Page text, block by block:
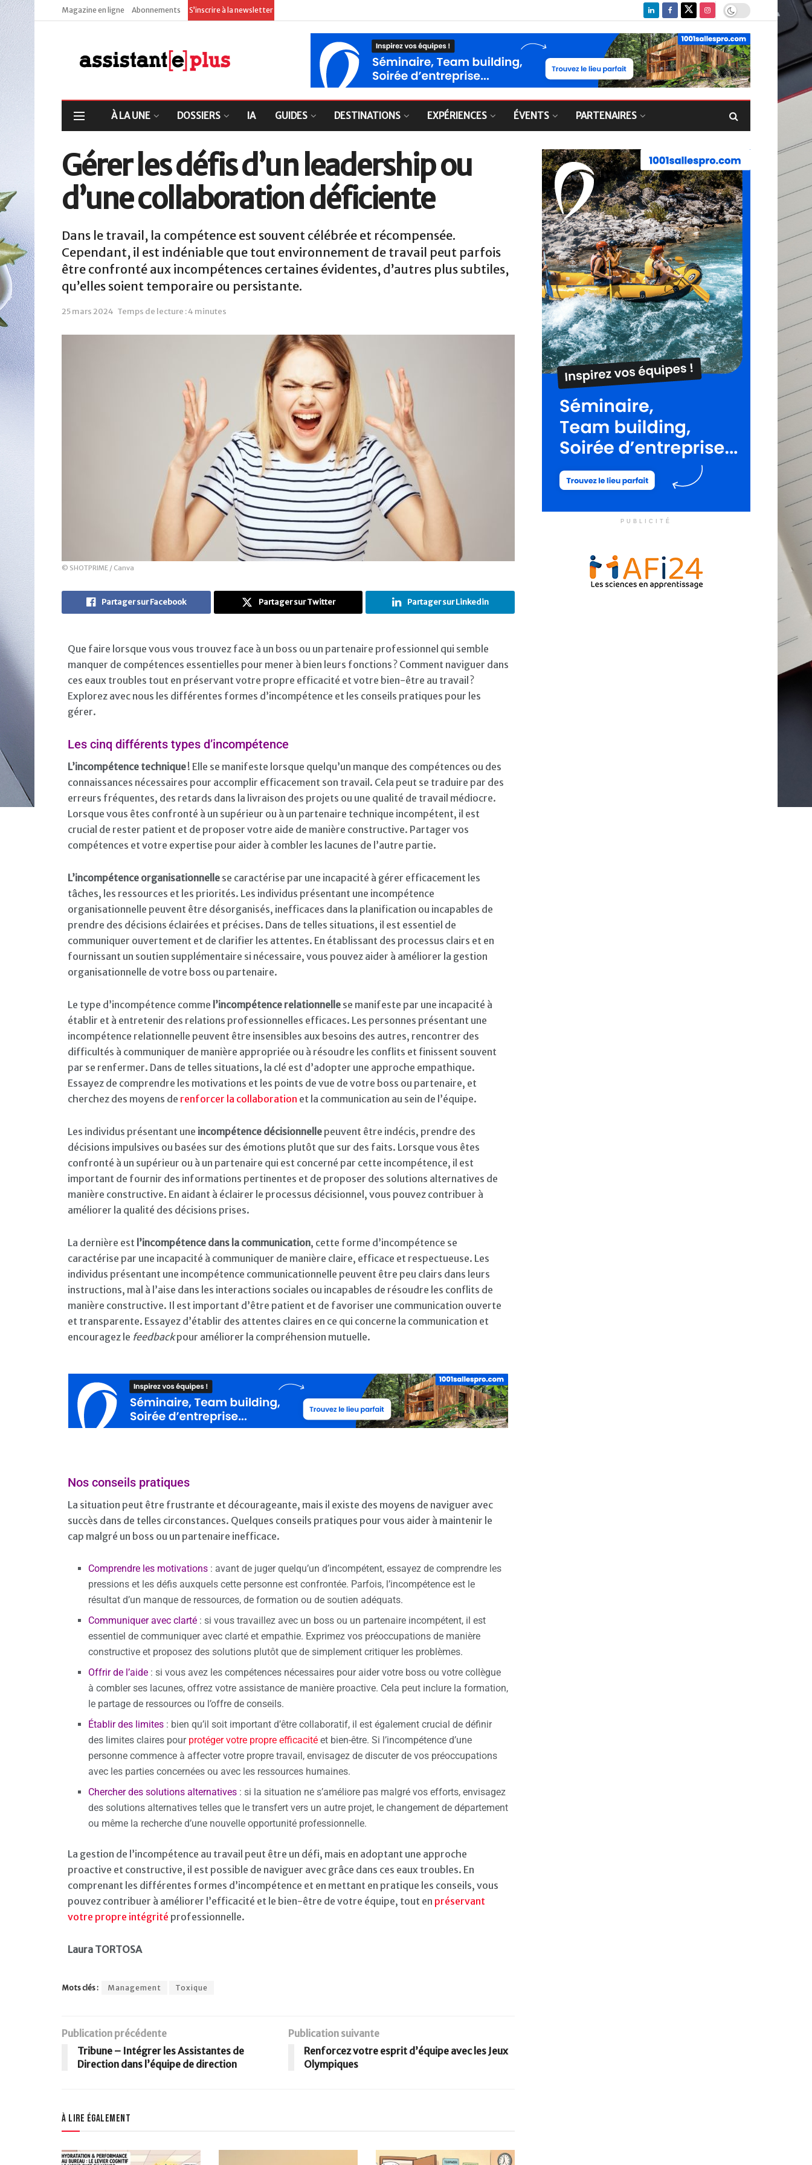
Magazine en ligne Abonnements S’inscrire à la newsletter
À LA UNE DOSSIERS IA GUIDES DESTINATIONS EXPÉRIENCES ÉVENTS PARTENAIRES
Gérer les défis d’un leadership ou
d’une collaboration déficiente
Dans le travail, la compétence est souvent célébrée et récompensée.
Cependant, il est indéniable que tout environnement de travail peut parfois
être confronté aux incompétences certaines évidentes, d’autres plus subtiles,
qu’elles soient temporaire ou persistante.
25 mars 2024 Temps de lecture : 4 minutes
© SHOTPRIME / Canva
Partager sur Facebook Partager sur Twitter Partager sur Linkedin
Que faire lorsque vous vous trouvez face à un boss ou un partenaire professionnel qui semble
manquer de compétences essentielles pour mener à bien leurs fonctions ? Comment naviguer dans
ces eaux troubles tout en préservant votre propre efficacité et votre bien-être au travail ?
Explorez avec nous les différentes formes d’incompétence et les conseils pratiques pour les
gérer.
Les cinq différents types d’incompétence
L’incompétence technique! Elle se manifeste lorsque quelqu’un manque des compétences ou des
connaissances nécessaires pour accomplir efficacement son travail. Cela peut se traduire par des
erreurs fréquentes, des retards dans la livraison des projets ou une qualité de travail médiocre.
Lorsque vous êtes confronté à un supérieur ou à un partenaire technique incompétent, il est
crucial de rester patient et de proposer votre aide de manière constructive. Partager vos
compétences et votre expertise pour aider à combler les lacunes de l’autre partie.
L’incompétence organisationnelle se caractérise par une incapacité à gérer efficacement les
tâches, les ressources et les priorités. Les individus présentant une incompétence
organisationnelle peuvent être désorganisés, inefficaces dans la planification ou incapables de
prendre des décisions éclairées et précises. Dans de telles situations, il est essentiel de
communiquer ouvertement et de clarifier les attentes. En établissant des processus clairs et en
fournissant un soutien supplémentaire si nécessaire, vous pouvez aider à améliorer la gestion
organisationnelle de votre boss ou partenaire.
Le type d’incompétence comme l’incompétence relationnelle se manifeste par une incapacité à
établir et à entretenir des relations professionnelles efficaces. Les personnes présentant une
incompétence relationnelle peuvent être insensibles aux besoins des autres, rencontrer des
difficultés à communiquer de manière appropriée ou à résoudre les conflits et finissent souvent
par se renfermer. Dans de telles situations, la clé est d’adopter une approche empathique.
Essayez de comprendre les motivations et les points de vue de votre boss ou partenaire, et
cherchez des moyens de renforcer la collaboration et la communication au sein de l’équipe.
Les individus présentant une incompétence décisionnelle peuvent être indécis, prendre des
décisions impulsives ou basées sur des émotions plutôt que sur des faits. Lorsque vous êtes
confronté à un supérieur ou à un partenaire qui est concerné par cette incompétence, il est
important de fournir des informations pertinentes et de proposer des solutions alternatives de
manière constructive. En aidant à éclairer le processus décisionnel, vous pouvez contribuer à
améliorer la qualité des décisions prises.
La dernière est l’incompétence dans la communication, cette forme d’incompétence se
caractérise par une incapacité à communiquer de manière claire, efficace et respectueuse. Les
individus présentant une incompétence communicationnelle peuvent être peu clairs dans leurs
instructions, mal à l’aise dans les interactions sociales ou incapables de résoudre les conflits de
manière constructive. Il est important d’être patient et de favoriser une communication ouverte
et transparente. Essayez d’établir des attentes claires en ce qui concerne la communication et
encouragez le feedbackpour améliorer la compréhension mutuelle.
Nos conseils pratiques
La situation peut être frustrante et décourageante, mais il existe des moyens de naviguer avec
succès dans de telles circonstances. Quelques conseils pratiques pour vous aider à maintenir le
cap malgré un boss ou un partenaire inefficace.
Comprendre les motivations : avant de juger quelqu’un d’incompétent, essayez de comprendre les
pressions et les défis auxquels cette personne est confrontée. Parfois, l’incompétence est le
résultat d’un manque de ressources, de formation ou de soutien adéquats.
Communiquer avec clarté : si vous travaillez avec un boss ou un partenaire incompétent, il est
essentiel de communiquer avec clarté et empathie. Exprimez vos préoccupations de manière
constructive et proposez des solutions plutôt que de simplement critiquer les problèmes.
Offrir de l’aide : si vous avez les compétences nécessaires pour aider votre boss ou votre collègue
à combler ses lacunes, offrez votre assistance de manière proactive. Cela peut inclure la formation,
le partage de ressources ou l’offre de conseils.
Établir des limites : bien qu’il soit important d’être collaboratif, il est également crucial de définir
des limites claires pour protéger votre propre efficacité et bien-être. Si l’incompétence d’une
personne commence à affecter votre propre travail, envisagez de discuter de vos préoccupations
avec les parties concernées ou avec les ressources humaines.
Chercher des solutions alternatives : si la situation ne s’améliore pas malgré vos efforts, envisagez
des solutions alternatives telles que le transfert vers un autre projet, le changement de département
ou même la recherche d’une nouvelle opportunité professionnelle.
La gestion de l’incompétence au travail peut être un défi, mais en adoptant une approche
proactive et constructive, il est possible de naviguer avec grâce dans ces eaux troubles. En
comprenant les différentes formes d’incompétence et en mettant en pratique les conseils, vous
pouvez contribuer à améliorer l’efficacité et le bien-être de votre équipe, tout en préservant
votre propre intégrité professionnelle.
Laura TORTOSA
Mots clés : Management Toxique
Publication précédente
Tribune – Intégrer les Assistantes de
Direction dans l’équipe de direction
Publication suivante
Renforcez votre esprit d’équipe avec les Jeux
Olympiques
À lire également
PUBLICITÉ